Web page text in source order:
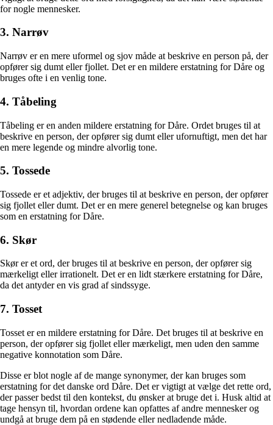
for nogle mennesker.
3. Narrøv
Narrøv er en mere uformel og sjov måde at beskrive en person på, der
opfører sig dumt eller fjollet. Det er en mildere erstatning for Dåre og
bruges ofte i en venlig tone.
4. Tåbeling
Tåbeling er en anden mildere erstatning for Dåre. Ordet bruges til at
beskrive en person, der opfører sig dumt eller ufornuftigt, men det har
en mere legende og mindre alvorlig tone.
5. Tossede
Tossede er et adjektiv, der bruges til at beskrive en person, der opfører
sig fjollet eller dumt. Det er en mere generel betegnelse og kan bruges
som en erstatning for Dåre.
6. Skør
Skør er et ord, der bruges til at beskrive en person, der opfører sig
mærkeligt eller irrationelt. Det er en lidt stærkere erstatning for Dåre,
da det antyder en vis grad af sindssyge.
7. Tosset
Tosset er en mildere erstatning for Dåre. Det bruges til at beskrive en
person, der opfører sig fjollet eller mærkeligt, men uden den samme
negative konnotation som Dåre.
Disse er blot nogle af de mange synonymer, der kan bruges som
erstatning for det danske ord Dåre. Det er vigtigt at vælge det rette ord,
der passer bedst til den kontekst, du ønsker at bruge det i. Husk altid at
tage hensyn til, hvordan ordene kan opfattes af andre mennesker og
undgå at bruge dem på en stødende eller nedladende måde.